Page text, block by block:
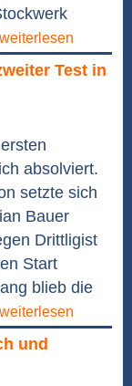
weiterlesen
Test in
absolviert.
setzte sich
Bauer
Drittligist
Start
blieb die
weiterlesen
und